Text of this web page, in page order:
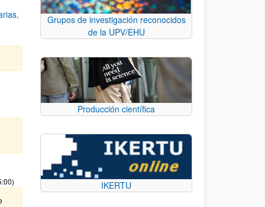
Grupos de investigación reconocidos
de la UPV/EHU
Producción científica
IKERTU